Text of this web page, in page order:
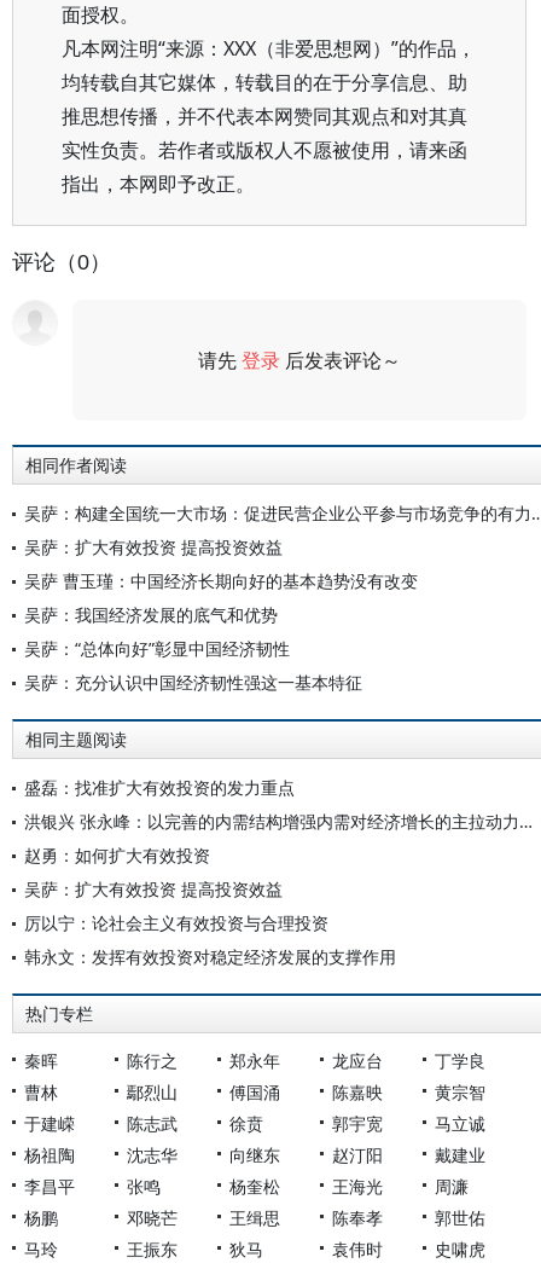
面授权。
凡本网注明“来源：XXX（非爱思想网）”的作品，
均转载自其它媒体，转载目的在于分享信息、助
推思想传播，并不代表本网赞同其观点和对其真
实性负责。若作者或版权人不愿被使用，请来函
指出，本网即予改正。
评论（0）
请先登录 后发表评论～
相同作者阅读
吴萨：构建全国统一大市场：
吴萨：扩大有效投资 提高投资效益
吴萨 曹玉瑾：中国经济长期向好的基本趋势没有改变
吴萨：我国经济发展的底气和优势
吴萨：“总体向好”彰显中国经济韧性
吴萨：充分认识中国经济韧性强这一基本特征
相同主题阅读
盛磊：找准扩大有效投资的发力重点
洪银兴 张永峰：以完善的内需结构增强内需对经济增长的主拉动力作用
赵勇：如何扩大有效投资
吴萨：扩大有效投资 提高投资效益
厉以宁：论社会主义有效投资与合理投资
韩永文：发挥有效投资对稳定经济发展的支撑作用
热门专栏
秦晖 陈行之 郑永年 龙应台
丁学良
曹林
鄢烈山 傅国涌 陈嘉映
黄宗智
于建嵘
陈志武 徐贲 郭宇宽
马立诚
杨祖陶
沈志华 向继东 赵汀阳
戴建业
李昌平
张鸣 杨奎松 王海光
周濂
杨鹏
邓晓芒 王缉思 陈奉孝
郭世佑
马玲
王振东 狄马 袁伟时 史啸虎